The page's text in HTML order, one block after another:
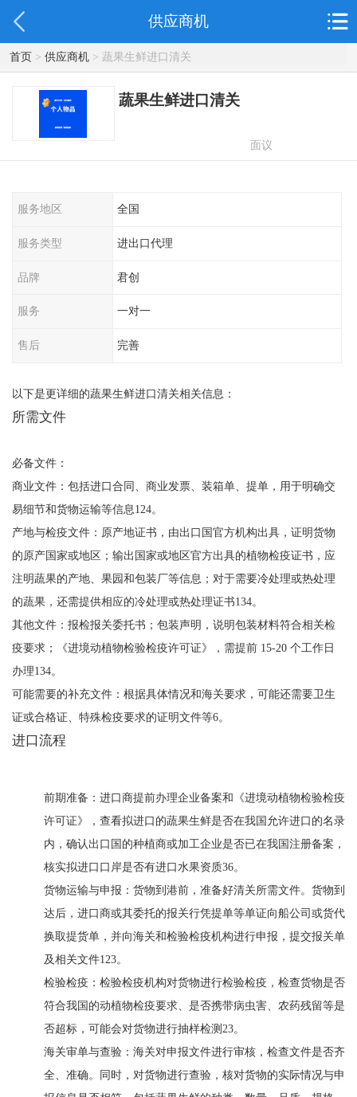
供应商机
首页> 供应商机> 蔬果生鲜进口清关
蔬果生鲜进口清关
面议
服务地区 全国
服务类型 进出口代理
品牌 君创
服务 一对一
售后 完善
以下是更详细的蔬果生鲜进口清关相关信息：
所需文件
必备文件：
商业文件：包括进口合同、商业发票、装箱单、提单，用于明确交
易细节和货物运输等信息124。
产地与检疫文件：原产地证书，由出口国官方机构出具，证明货物
的原产国家或地区；输出国家或地区官方出具的植物检疫证书，应
注明蔬果的产地、果园和包装厂等信息；对于需要冷处理或热处理
的蔬果，还需提供相应的冷处理或热处理证书134。
其他文件：报检报关委托书；包装声明，说明包装材料符合相关检
疫要求；《进境动植物检验检疫许可证》，需提前 15-20 个工作日
办理134。
可能需要的补充文件：根据具体情况和海关要求，可能还需要卫生
证或合格证、特殊检疫要求的证明文件等6。
进口流程
前期准备：进口商提前办理企业备案和《进境动植物检验检疫
许可证》，查看拟进口的蔬果生鲜是否在我国允许进口的名录
内，确认出口国的种植商或加工企业是否已在我国注册备案，
核实拟进口口岸是否有进口水果资质36。
货物运输与申报：货物到港前，准备好清关所需文件。货物到
达后，进口商或其委托的报关行凭提单等单证向船公司或货代
换取提货单，并向海关和检验检疫机构进行申报，提交报关单
及相关文件123。
检验检疫：检验检疫机构对货物进行检验检疫，检查货物是否
符合我国的动植物检疫要求、是否携带病虫害、农药残留等是
否超标，可能会对货物进行抽样检测23。
海关审单与查验：海关对申报文件进行审核，检查文件是否齐
全、准确。同时，对货物进行查验，核对货物的实际情况与申